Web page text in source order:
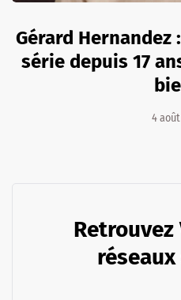
Gérard Hernandez
série depuis 17
4
Retrouvez